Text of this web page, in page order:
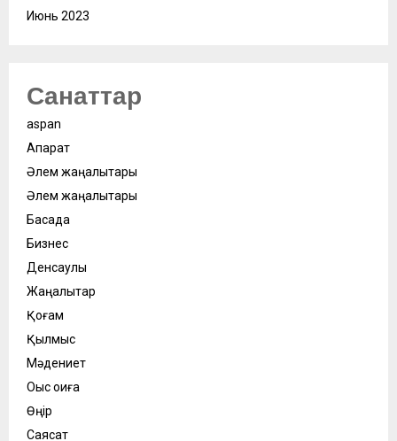
Июнь 2023
Санаттар
aspan
Ақпарат
Әлем жаңалықтары
Әлем жаңалықтары
Басқада
Бизнес
Денсаулық
Жаңалықтар
Қоғам
Қылмыс
Мәдениет
Оқыс оқиға
Өңір
Саясат